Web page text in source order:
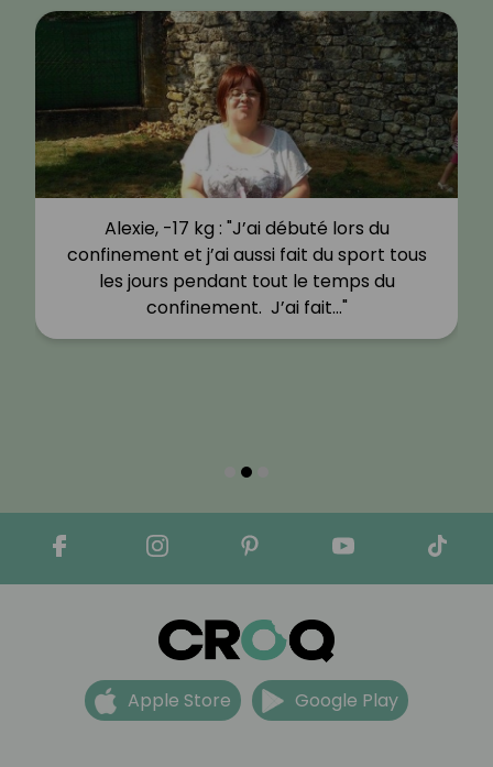
Alexie, -17 kg : "J’ai débuté lors du
confinement et j’ai aussi fait du sport tous
les jours pendant tout le temps du
confinement. J’ai fait…"
Apple Store Google Play